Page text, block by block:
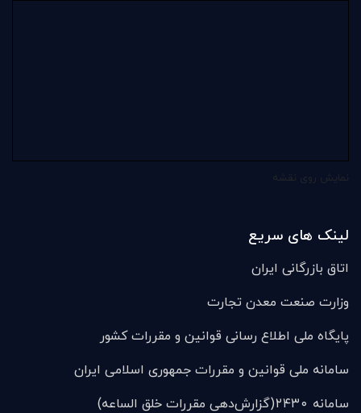
لینک های سریع
اتاق بازرگانی ایران
وزارت صنعت معدن تجارت
پایگاه ملی اطلاع رسانی قوانین و مقررات کشور
سامانه ملی قوانين و مقررات جمهوری اسلامی ایران
سامانه ۲۴۳۰(گزارش‌دهی مقررات خلق الساعه)